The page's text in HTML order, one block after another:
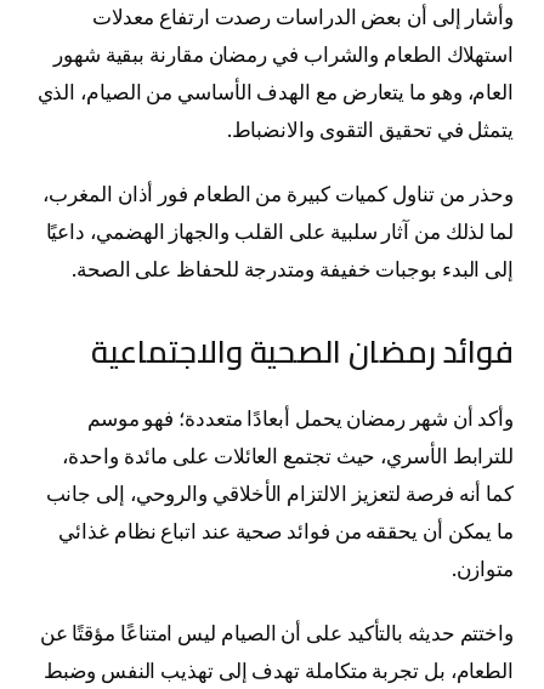
وأشار إلى أن بعض الدراسات رصدت ارتفاع معدلات
استهلاك الطعام والشراب في رمضان مقارنة ببقية شهور
العام، وهو ما يتعارض مع الهدف الأساسي من الصيام، الذي
يتمثل في تحقيق التقوى والانضباط.
وحذر من تناول كميات كبيرة من الطعام فور أذان المغرب،
لما لذلك من آثار سلبية على القلب والجهاز الهضمي، داعيًا
إلى البدء بوجبات خفيفة ومتدرجة للحفاظ على الصحة.
فوائد رمضان الصحية والاجتماعية
وأكد أن شهر رمضان يحمل أبعادًا متعددة؛ فهو موسم
للترابط الأسري، حيث تجتمع العائلات على مائدة واحدة،
كما أنه فرصة لتعزيز الالتزام الأخلاقي والروحي، إلى جانب
ما يمكن أن يحققه من فوائد صحية عند اتباع نظام غذائي
متوازن.
واختتم حديثه بالتأكيد على أن الصيام ليس امتناعًا مؤقتًا عن
الطعام، بل تجربة متكاملة تهدف إلى تهذيب النفس وضبط